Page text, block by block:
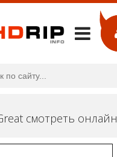
смотреть онлайн